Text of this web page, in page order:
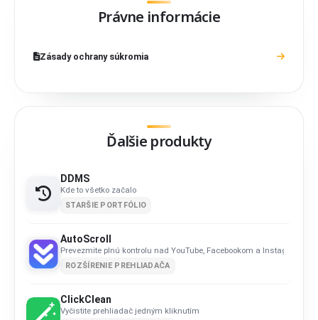
Právne informácie
Zásady ochrany súkromia
Ďalšie produkty
DDMS
Kde to všetko začalo
STARŠIE PORTFÓLIO
AutoScroll
Prevezmite plnú kontrolu nad YouTube, Facebookom a Instagramom
ROZŠÍRENIE PREHLIADAČA
ClickClean
Vyčistite prehliadač jedným kliknutím